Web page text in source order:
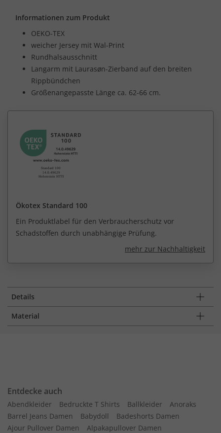
Informationen zum Produkt
OEKO-TEX
weicher Jersey mit Wal-Print
Rundhalsausschnitt
Langarm mit Laurasøn-Zierband auf den breiten
Rippbündchen
Größenangepasste Länge ca. 62-66 cm.
Ökotex Standard 100
Ein Produktlabel für den Verbraucherschutz vor
Schadstoffen durch unabhängige Prüfung.
mehr zur Nachhaltigkeit
Details
Material
Entdecke auch
Abendkleider Bedruckte T Shirts Ballkleider
Anoraks
Barrel Jeans Damen
Babydoll
Badeshorts Damen
Ajour Pullover Damen
Alpakapullover Damen